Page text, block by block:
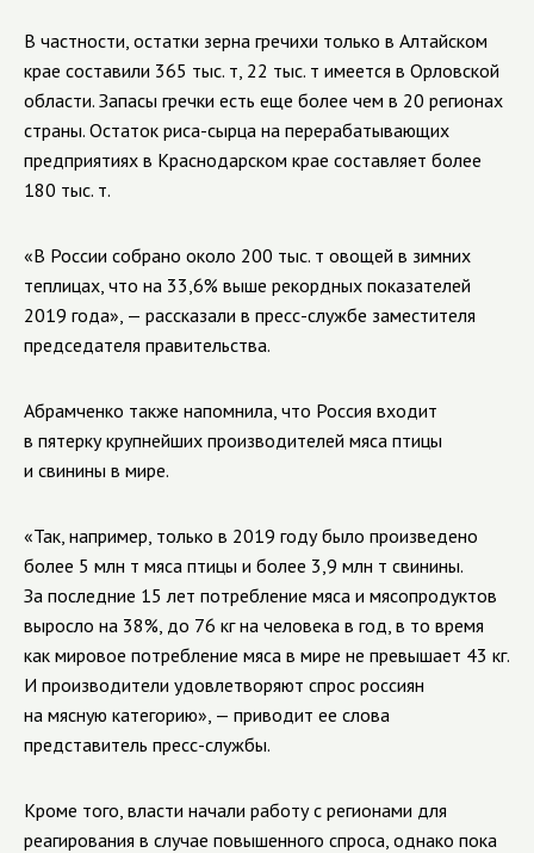
В частности, остатки зерна гречихи только в Алтайском
крае составили 365 тыс. т, 22 тыс. т имеется в Орловской
области. Запасы гречки есть еще более чем в 20 регионах
страны. Остаток риса-сырца на перерабатывающих
предприятиях в Краснодарском крае составляет более
180 тыс. т.
«В России собрано около 200 тыс. т овощей в зимних
теплицах, что на 33,6% выше рекордных показателей
2019 года», — рассказали в пресс-службе заместителя
председателя правительства.
Абрамченко также напомнила, что Россия входит
в пятерку крупнейших производителей мяса птицы
и свинины в мире.
«Так, например, только в 2019 году было произведено
более 5 млн т мяса птицы и более 3,9 млн т свинины.
За последние 15 лет потребление мяса и мясопродуктов
выросло на 38%, до 76 кг на человека в год, в то время
как мировое потребление мяса в мире не превышает 43 кг.
И производители удовлетворяют спрос россиян
на мясную категорию», — приводит ее слова
представитель пресс-службы.
Кроме того, власти начали работу с регионами для
реагирования в случае повышенного спроса, однако пока